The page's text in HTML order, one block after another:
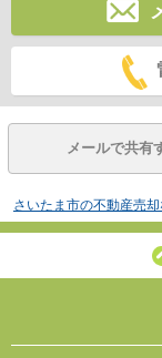
メールで共有
さいたま市の不動産売